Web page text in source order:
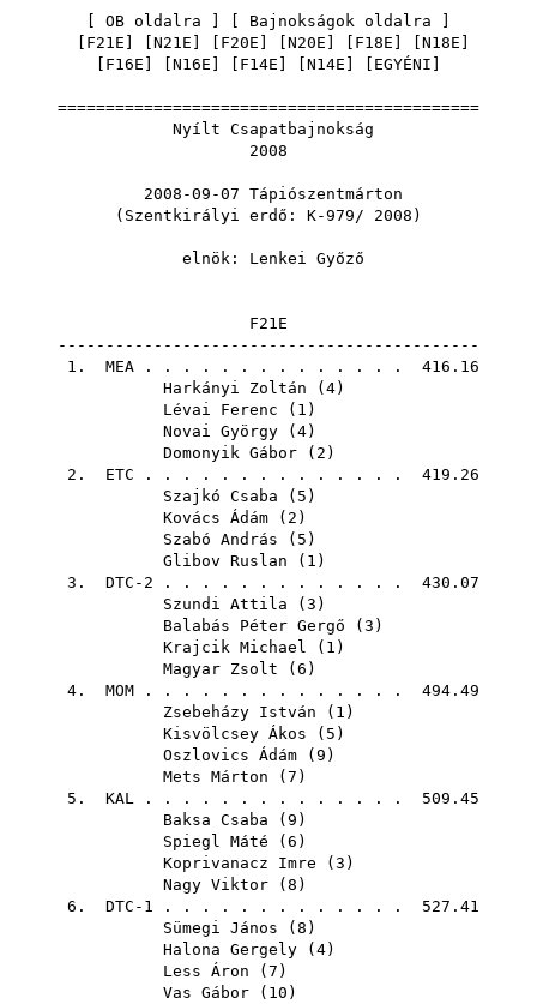
OB oldalra Bajnokságok oldalra
F21E N21E F20E N20E F18E N18E
F16E N16E F14E N14E EGYÉNI
============================================
Nyílt Csapatbajnokság
2008
2008-09-07 Tápiószentmárton
(Szentkirályi erdő: K-979/ 2008)
elnök: Lenkei Győző
F21E
--------------------------------------------
1. MEA . . . . . . . . . . . . . . 416.16
Harkányi Zoltán ( 4)
Lévai Ferenc ( 1 )
Novai György ( 4)
Domonyik Gábor ( 2 )
2. ETC . . . . . . . . . . . . . . 419.26
Szajkó Csaba ( 5 )
Kovács Ádám ( 2 )
Szabó András ( 5 )
Glibov Ruslan ( 1 )
3. DTC-2 . . . . . . . . . . . . . 430.07
Szundi Attila ( 3 )
Balabás Péter Gergő ( 3 )
Krajcik Michael ( 1 )
Magyar Zsolt ( 6 )
4. MOM . . . . . . . . . . . . . . 494.49
Zsebeházy István ( 1 )
Kisvölcsey Ákos ( 5 )
Oszlovics Ádám ( 9 )
Mets Márton ( 7 )
5. KAL . . . . . . . . . . . . . . 509.45
Baksa Csaba ( 9 )
Spiegl Máté ( 6 )
Koprivanacz Imre ( 3 )
Nagy Viktor ( 8 )
6. DTC-1 . . . . . . . . . . . . . 527.41
Sümegi János ( 8 )
Halona Gergely ( 4)
Less Áron ( 7 )
Vas Gábor ( 10 )